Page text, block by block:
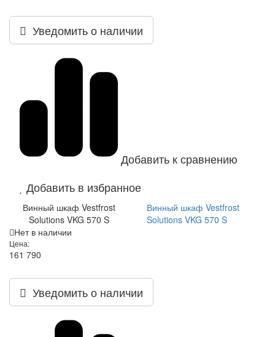
Уведомить о наличии
Добавить к сравнению
Добавить в избранное
Винный шкаф Vestfrost
Solutions VKG 570 S
Винный шкаф Vestfrost
Solutions VKG 570 S
Нет в наличии
Цена:
161 790
Уведомить о наличии